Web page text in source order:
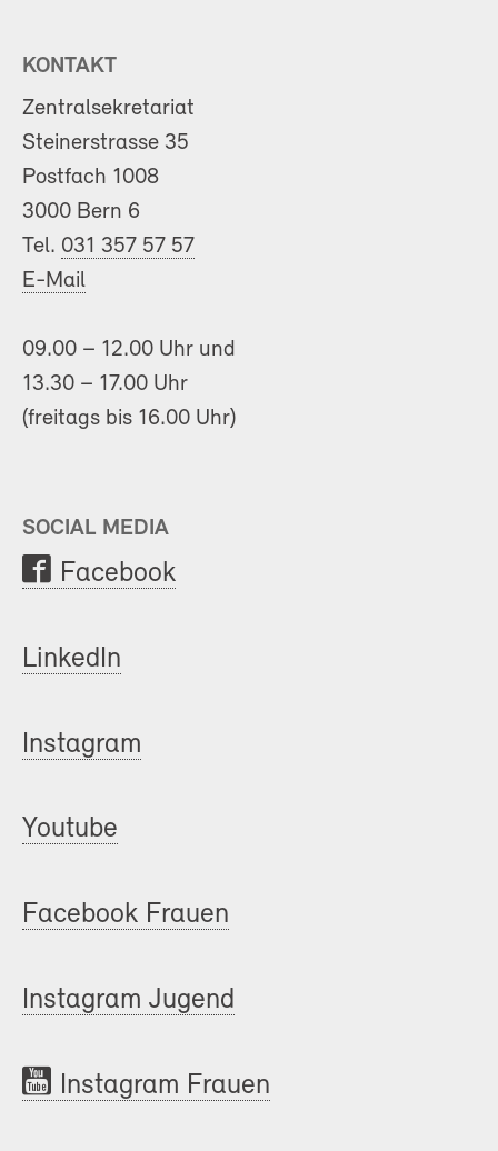
KONTAKT
Zentralsekretariat
Steinerstrasse 35
Postfach 1008
3000 Bern 6
Tel. 031 357 57 57
E-Mail
09.00 – 12.00 Uhr und
13.30 – 17.00 Uhr
(freitags bis 16.00 Uhr)
SOCIAL MEDIA
Facebook
LinkedIn
Instagram
Youtube
Facebook Frauen
Instagram Jugend
Instagram Frauen